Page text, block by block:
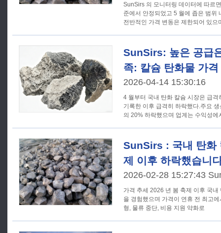
SunSirs 의 모니터링 데이터에 따르
준에서 안정되었고 5 월에 좁은 범위
전반적인 가격 변동은 제한되어 있으
SunSirs: 높은 공급
족: 칼슘 탄화물 가격
2026-04-14 15:30:16
4 월부터 국내 탄화 칼슘 시장은 급
기록한 이후 급격히 하락했다.주요
의 20% 하락했으며 업계는 수익성에
SunSirs : 국내 탄화
제 이후 하락했습니
2026-02-28 15:27:43
가격 추세 2026 년 봄 축제 이후 국내 탄화 칼슘 시장은 전반적인 하락
을 경험했으며 가격이 연휴 전 최고
형, 물류 중단, 비용 지원 약화로